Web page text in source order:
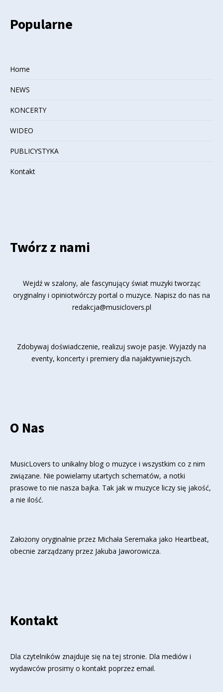
Popularne
Home
NEWS
KONCERTY
WIDEO
PUBLICYSTYKA
Kontakt
Twórz z nami
Wejdź w szalony, ale fascynujący świat muzyki tworząc
oryginalny i opiniotwórczy portal o muzyce. Napisz do nas na
redakcja@musiclovers.pl
Zdobywaj doświadczenie, realizuj swoje pasje. Wyjazdy na
eventy, koncerty i premiery dla najaktywniejszych.
O Nas
MusicLovers to unikalny blog o muzyce i wszystkim co z nim
związane. Nie powielamy utartych schematów, a notki
prasowe to nie nasza bajka. Tak jak w muzyce liczy się jakość,
a nie ilość.
Założony oryginalnie przez Michała Seremaka jako Heartbeat,
obecnie zarządzany przez Jakuba Jaworowicza.
Kontakt
Dla czytelników znajduje się na tej stronie. Dla mediów i
wydawców prosimy o kontakt poprzez email.